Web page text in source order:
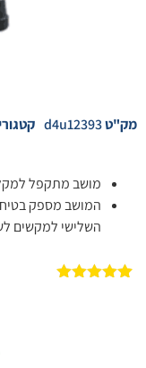
מק"טd4u12393
מושב מתקפל
המושב מספק
השלישי למקשים